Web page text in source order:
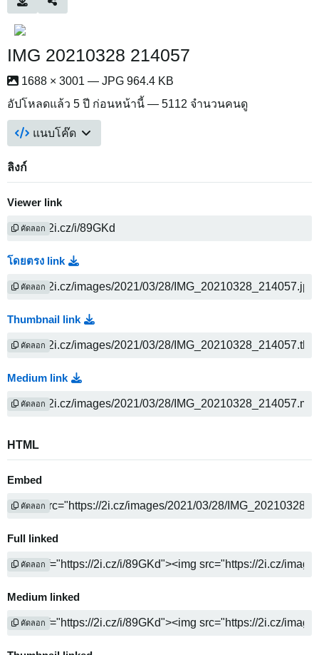
IMG 20210328 214057
1688 × 3001 — JPG 964.4 KB
อัปโหลดแล้ว 5 ปี ก่อนหน้านี้ — 5112 จำนวนคนดู
แนบโค๊ด
ลิงก์
Viewer link
คัดลอก
โดยตรง link
คัดลอก
Thumbnail link
คัดลอก
Medium link
คัดลอก
HTML
Embed
คัดลอก
Full linked
คัดลอก
Medium linked
คัดลอก